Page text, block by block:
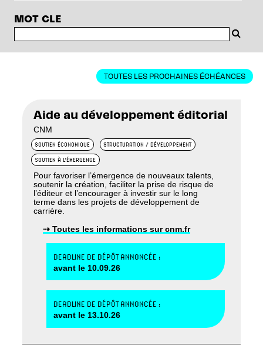
MOT CLE
TOUTES LES PROCHAINES ÉCHÉANCES
Aide au développement éditorial
CNM
SOUTIEN ÉCONOMIQUE STRUCTURATION / DÉVELOPPEMENT
SOUTIEN À L'ÉMERGENCE
Pour favoriser l’émergence de nouveaux talents,
soutenir la création, faciliter la prise de risque de
l’éditeur et l’encourager à investir sur le long
terme dans les projets de développement de
carrière.
⇢ Toutes les informations sur cnm.fr
DEADLINE DE DÉPÔT ANNONCÉE :
avant le 10.09.26
DEADLINE DE DÉPÔT ANNONCÉE :
avant le 13.10.26